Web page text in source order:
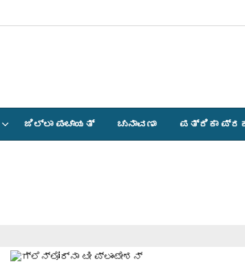
ಜಿಲ್ಲಾ ಪಂಚಾಯತ್ ಚುನಾವಣಾ ಪತ್ರಿಕಾ